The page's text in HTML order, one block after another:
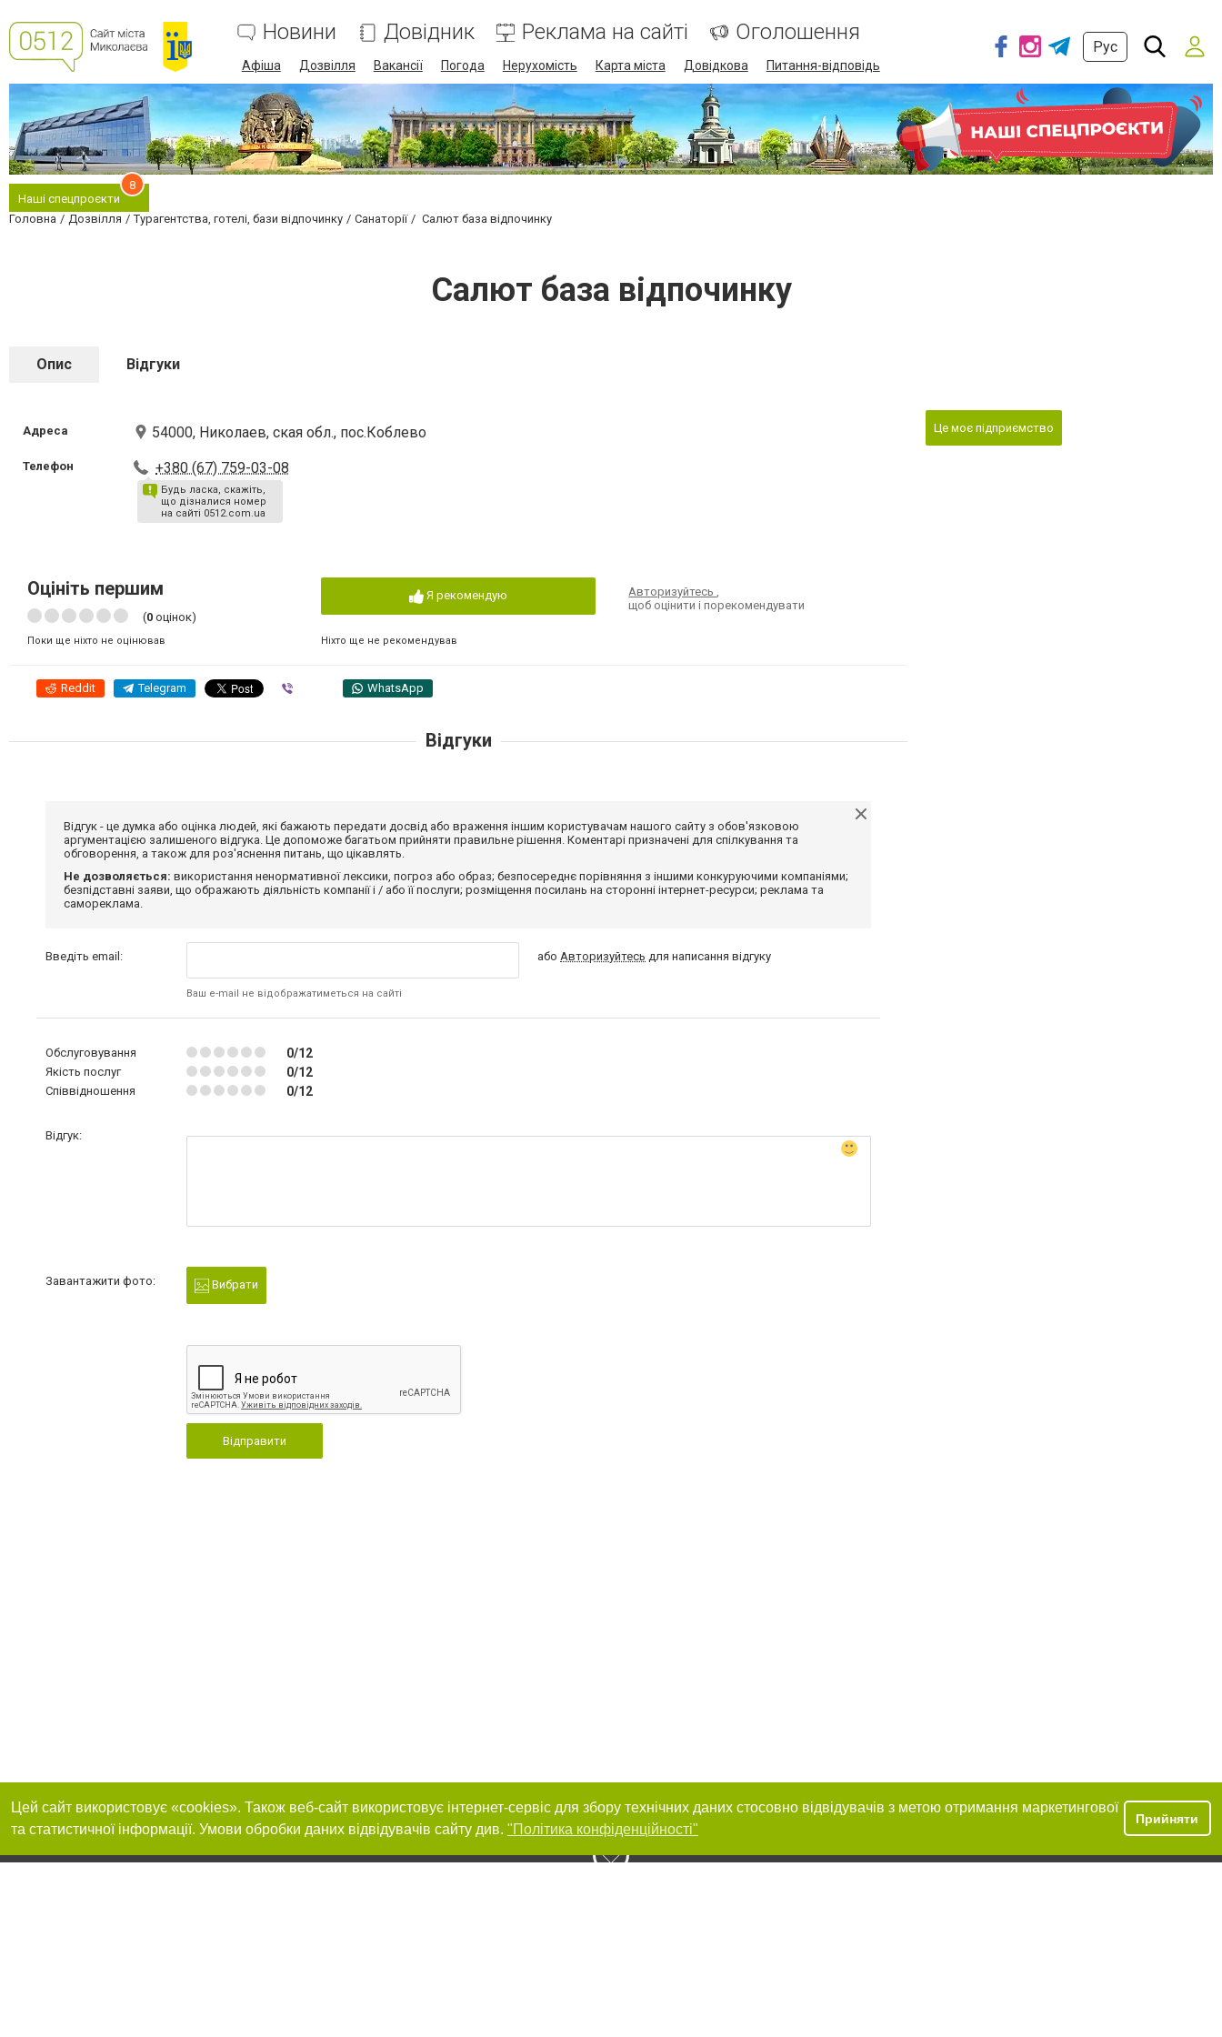
Новини Довідник Реклама на сайті Оголошення
Афіша Дозвілля Вакансії Погода Нерухомість Карта міста Довідкова Питання-відповідь
Рус
Наші спецпроєкти
8
Головна Дозвілля Турагентства, готелі, бази відпочинку Санаторії Салют база відпочинку
Салют база відпочинку
Опис Відгуки
Адреса 54000, Николаев, ская обл., пос.Коблево
Телефон +380 (67) 759-03-08
Будь ласка, скажіть,
що дізналися номер
на сайті 0512.com.ua
Оцініть першим
(0 оцінок)
Поки ще ніхто не оцінював
Я рекомендую
Ніхто ще не рекомендував
Авторизуйтесь,
щоб оцінити і порекомендувати
Reddit Telegram WhatsApp
Це моє підприємство
Відгуки
Відгук - це думка або оцінка людей, які бажають передати досвід або враження іншим користувачам нашого сайту з обов'язковою
аргументацією залишеного відгука. Це допоможе багатьом прийняти правильне рішення. Коментарі призначені для спілкування та
обговорення, а також для роз'яснення питань, що цікавлять.
Не дозволяється: використання ненормативної лексики, погроз або образ; безпосереднє порівняння з іншими конкуруючими компаніями;
безпідставні заяви, що ображають діяльність компанії і / або її послуги; розміщення посилань на сторонні інтернет-ресурси; реклама та
самореклама.
Введіть email:
Ваш e-mail не відображатиметься на сайті
абоАвторизуйтесь для написання відгуку
Обслуговування 0/12
Якість послуг 0/12
Співвідношення 0/12
Відгук:
Завантажити фото: Вибрати
Відправити
Цей сайт використовує «cookies». Також веб-сайт використовує інтернет-сервіс для збору технічних даних стосовно відвідувачів з метою отримання маркетингової
та статистичної інформації. Умови обробки даних відвідувачів сайту див. "Політика конфіденційності"
Прийняти